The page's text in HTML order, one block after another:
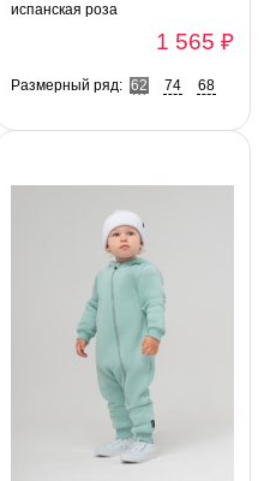
испанская роза
1 565 ₽
Размерный ряд: 62 74 68